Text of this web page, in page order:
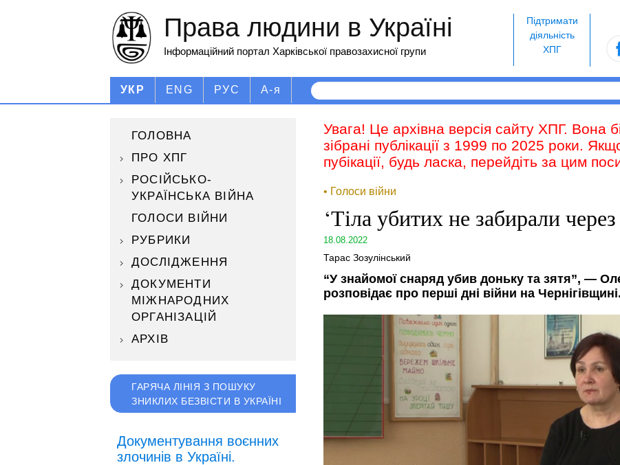
Підтримати
діяльність
ХПГ
Права людини в Україні
Інформаційний портал Харківської правозахисної групи
УКР ENG РУС А-я
ГОЛОВНА
ПРО ХПГ
РОСІЙСЬКО-
УКРАЇНСЬКА ВІЙНА
ГОЛОСИ ВІЙНИ
РУБРИКИ
ДОСЛІДЖЕННЯ
ДОКУМЕНТИ
МІЖНАРОДНИХ
ОРГАНІЗАЦІЙ
АРХІВ
ГАРЯЧА ЛІНІЯ З ПОШУКУ
ЗНИКЛИХ БЕЗВІСТИ В УКРАЇНІ
Документування воєнних
злочинів в Україні.
Увага! Це архівна версія сайту ХПГ. Вона
зібрані публікації з 1999 по 2025 роки.
пубікації, будь ласка, перейдіть за цим
• Голоси війни
‘Тіла убитих не забирали через
18.08.2022
Тарас Зозулінський
“У знайомої снаряд убив доньку та зятя”, —
розповідає про перші дні війни на Чернігівщині.